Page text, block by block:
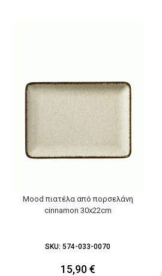
Mood πιατέλα από πορσελάνη
cinnamon 30x22cm
SKU:574-033-0070
15,90€